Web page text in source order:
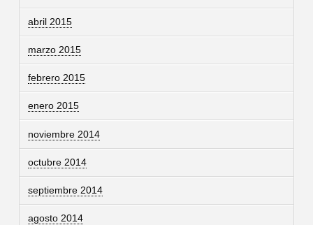
abril 2015
marzo 2015
febrero 2015
enero 2015
noviembre 2014
octubre 2014
septiembre 2014
agosto 2014